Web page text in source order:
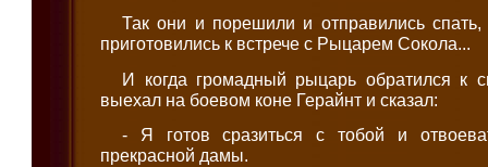
Так они и порешили и отправились
приготовились к встрече с Рыцарем Сокола...
И когда громадный рыцарь обратился к
выехал на боевом коне Герайнт и сказал:
- Я готов сразиться с тобой и
прекрасной дамы.